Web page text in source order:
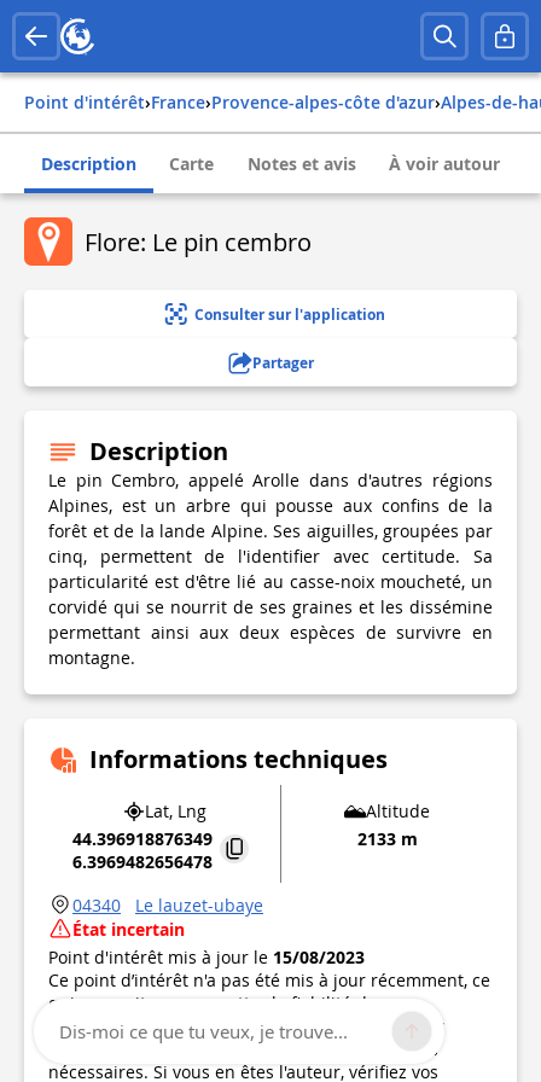
Point d'intérêt› france› provence-alpes-côte d'azur› alpes-de-
Description Carte Notes et avis À voir autour
Flore: Le pin cembro
Consulter sur l'application
Partager
Description
Le pin Cembro, appelé Arolle dans d'autres régions
Alpines, est un arbre qui pousse aux confins de la
forêt et de la lande Alpine. Ses aiguilles, groupées par
cinq, permettent de l'identifier avec certitude. Sa
particularité est d'être lié au casse-noix moucheté, un
corvidé qui se nourrit de ses graines et les dissémine
permettant ainsi aux deux espèces de survivre en
montagne.
Informations techniques
Lat, Lng
44.396918876349
6.3969482656478
Altitude
2133 m
04340
Le lauzet-ubaye
État incertain
Point d'intérêt mis à jour le 15/08/2023
Ce point d’intérêt n'a pas été mis à jour récemment, ce
qui pourrait compromettre la fiabilité de ces
informations. Nous vous recommandons de vous
renseigner et de prendre toutes les précautions
nécessaires. Si vous en êtes l'auteur, vérifiez vos
Dis-moi ce que tu veux, je trouve...